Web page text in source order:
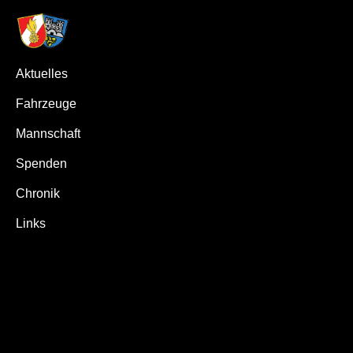
Aktuelles
Fahrzeuge
Mannschaft
Spenden
Chronik
Links